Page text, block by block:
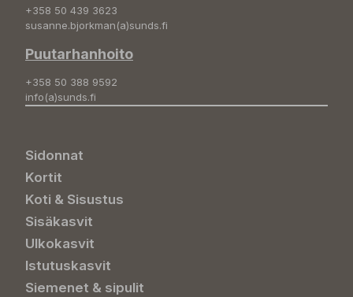
+358 50 439 3623
susanne.bjorkman(a)sunds.fi
Puutarhanhoito
+358 50 388 9592
info(a)sunds.fi
Sidonnat
Kortit
Koti & Sisustus
Sisäkasvit
Ulkokasvit
Istutuskasvit
Siemenet & sipulit